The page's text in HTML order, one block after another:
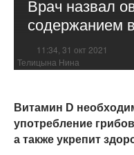
Врач назвал
содержанием
11:34, 31 окт 2021
Телицына Нина
Витамин D
употребление
а также укрепит